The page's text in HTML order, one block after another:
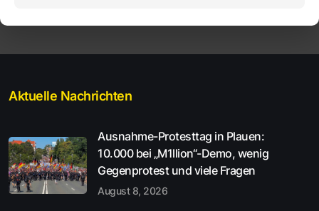
Aktuelle Nachrichten
Ausnahme-Protesttag in Plauen:
10.000 bei „M1llion“-Demo, wenig
Gegenprotest und viele Fragen
August 8, 2026